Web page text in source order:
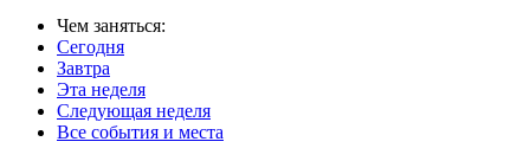
Чем заняться:
Сегодня
Завтра
Эта неделя
Следующая неделя
Все события и места